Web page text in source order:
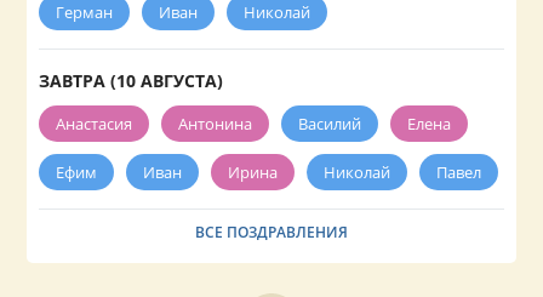
Герман Иван Николай
ЗАВТРА (10 АВГУСТА)
Анастасия Антонина Василий Елена
Ефим Иван Ирина Николай Павел
ВСЕ ПОЗДРАВЛЕНИЯ